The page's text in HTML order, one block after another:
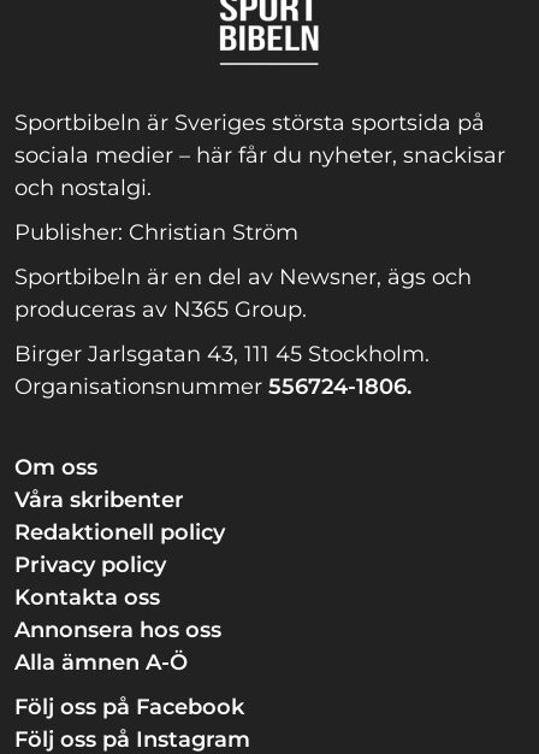
Sportbibeln är Sveriges största sportsida på
sociala medier – här får du nyheter, snackisar
och nostalgi.
Publisher: Christian Ström
Sportbibeln är en del av Newsner, ägs och
produceras av N365 Group.
Birger Jarlsgatan 43, 111 45 Stockholm.
Organisationsnummer 556724-1806.
Om oss
Våra skribenter
Redaktionell policy
Privacy policy
Kontakta oss
Annonsera hos oss
Alla ämnen A-Ö
Följ oss på Facebook
Följ oss på Instagram